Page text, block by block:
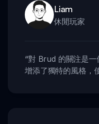
Liam
休閒玩家
“對 Brud 的關注是一
增添了獨特的風格，